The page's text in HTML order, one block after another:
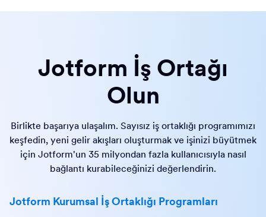
Jotform İş Ortağı
Olun
Birlikte başarıya ulaşalım. Sayısız iş ortaklığı programımızı
keşfedin, yeni gelir akışları oluşturmak ve işinizi büyütmek
için Jotform'un 35 milyondan fazla kullanıcısıyla nasıl
bağlantı kurabileceğinizi değerlendirin.
Jotform Kurumsal İş Ortaklığı Programları